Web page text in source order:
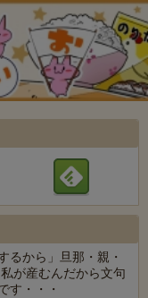
るから」旦那・親・
が産むんだから文句
す・・・